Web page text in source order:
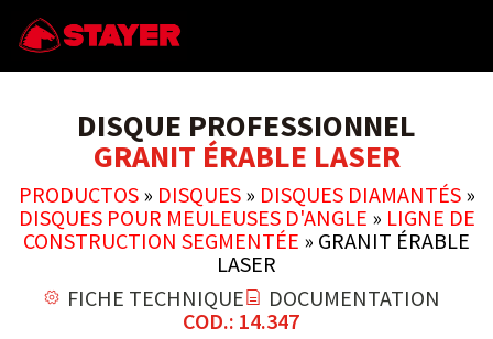
DISQUE PROFESSIONNEL
GRANIT ÉRABLE LASER
PRODUCTOS» DISQUES» DISQUES DIAMANTÉS»
DISQUES POUR MEULEUSES D'ANGLE » LIGNE DE
CONSTRUCTION SEGMENTÉE » GRANIT ÉRABLE
LASER
FICHE TECHNIQUE
DOCUMENTATION
COD.: 14.347